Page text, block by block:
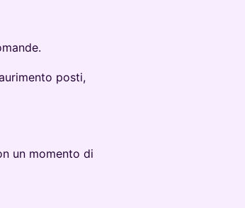
posti,
un momento di